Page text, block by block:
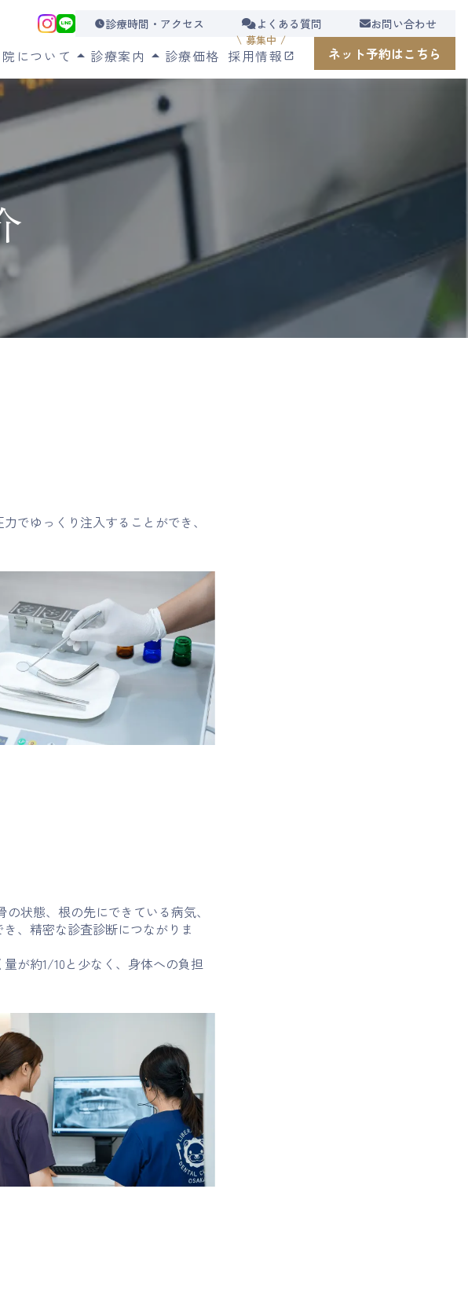
でゆっくり注入することができ、
状態、根の先にできている病気、
、精密な診査診断につながりま
が約1/10と少なく、身体への負担
watch_later診療時間・アクセス よくある質問 お問い合わせ
について arrow_drop_up
ニックの特徴
ッセージ
紹介
ャンセルポリシー
診療案内 arrow_drop_up
予防歯科
義歯(入れ歯)
インプラント治療 審美修復治療 ホワイトニング
診療価格
\ 募集中 /
採用情報 launch ネット予約はこちら